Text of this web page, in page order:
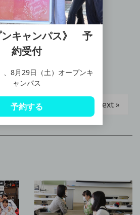
ト部 クラブ・サークル
Hatena LINE
Next »
ンキャンパス》 予
約受付
、8月29日（土）オープンキ
ャンパス
予約する